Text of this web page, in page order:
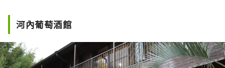
河內葡萄酒館